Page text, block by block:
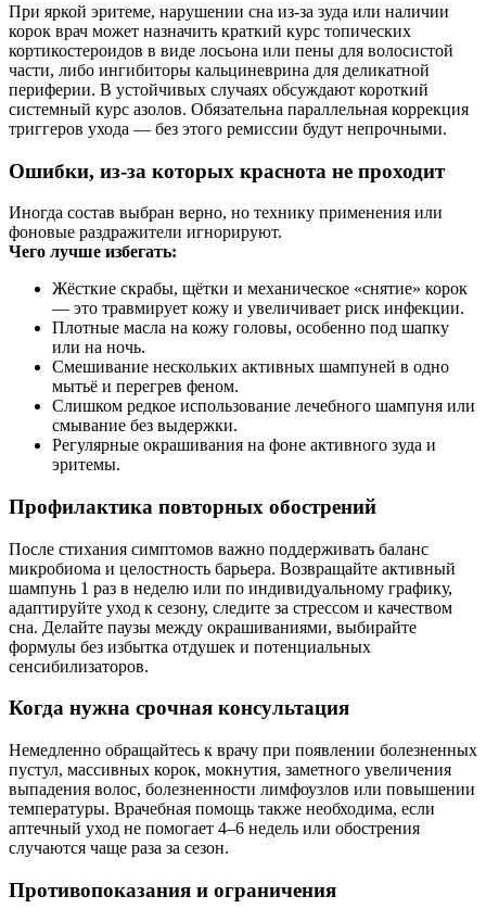
При яркой эритеме, нарушении сна из‑за зуда или наличии
корок врач может назначить краткий курс топических
кортикостероидов в виде лосьона или пены для волосистой
части, либо ингибиторы кальциневрина для деликатной
периферии. В устойчивых случаях обсуждают короткий
системный курс азолов. Обязательна параллельная коррекция
триггеров ухода — без этого ремиссии будут непрочными.
Ошибки, из‑за которых краснота не проходит
Иногда состав выбран верно, но технику применения или
фоновые раздражители игнорируют.
Чего лучше избегать:
Жёсткие скрабы, щётки и механическое «снятие» корок
— это травмирует кожу и увеличивает риск инфекции.
Плотные масла на кожу головы, особенно под шапку
или на ночь.
Смешивание нескольких активных шампуней в одно
мытьё и перегрев феном.
Слишком редкое использование лечебного шампуня или
смывание без выдержки.
Регулярные окрашивания на фоне активного зуда и
эритемы.
Профилактика повторных обострений
После стихания симптомов важно поддерживать баланс
микробиома и целостность барьера. Возвращайте активный
шампунь 1 раз в неделю или по индивидуальному графику,
адаптируйте уход к сезону, следите за стрессом и качеством
сна. Делайте паузы между окрашиваниями, выбирайте
формулы без избытка отдушек и потенциальных
сенсибилизаторов.
Когда нужна срочная консультация
Немедленно обращайтесь к врачу при появлении болезненных
пустул, массивных корок, мокнутия, заметного увеличения
выпадения волос, болезненности лимфоузлов или повышении
температуры. Врачебная помощь также необходима, если
аптечный уход не помогает 4–6 недель или обострения
случаются чаще раза за сезон.
Противопоказания и ограничения